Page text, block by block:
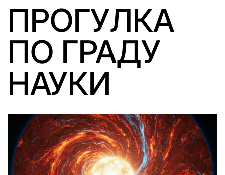
ПРОГУЛКА
ПО ГРАДУ
НАУКИ